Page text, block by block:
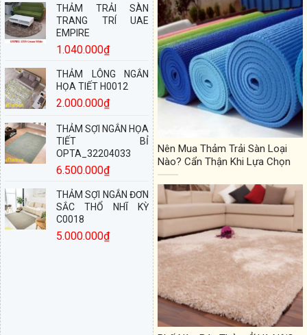
THẢM TRẢI SÀN
TRANG TRÍ UAE
EMPIRE
1.040.000₫
THẢM LÔNG NGẮN
HỌA TIẾT H0012
2.000.000₫
THẢM SỢI NGẮN HỌA
TIẾT BỈ
OPTA_32204033
6.500.000₫
THẢM SỢI NGẮN ĐƠN
SẮC THỔ NHĨ KỲ
C0018
5.000.000₫
Nên Mua Thảm Trải Sàn Loại
Nào? Cẩn Thận Khi Lựa Chọn